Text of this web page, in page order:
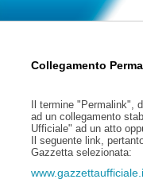
Collegamento
Il termine "Permalink",
ad un collegamento
Ufficiale" ad un atto
Il seguente link,
Gazzetta selezionata: